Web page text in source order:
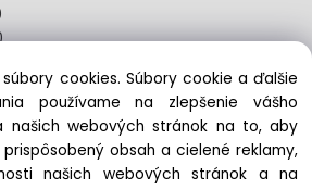
zmluvy uzavretej na diaľku bez
registrácie
cookies. Súbory cookie a ďalšie
používame na zlepšenie vášho
našich webových stránok na to, aby
obsah a cielené reklamy,
našich webových stránok a na